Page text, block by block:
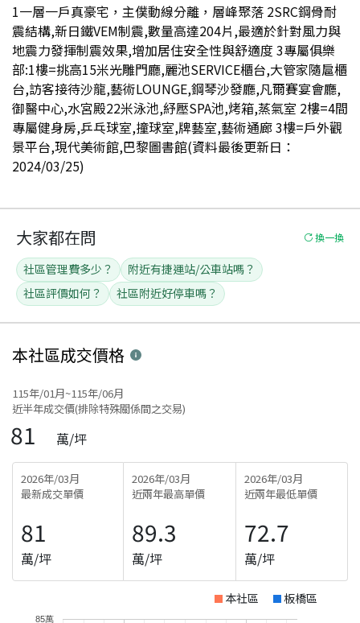
1一層一戶真豪宅，主僕動線分離，層峰聚落 2SRC鋼骨耐
震結構,新日鐵VEM制震,數量高達204片,最適於針對風力與
地震力發揮制震效果,增加居住安全性與舒適度 3專屬俱樂
部:1樓=挑高15米光雕門廳,麗池SERVICE櫃台,大管家隨扈櫃
台,訪客接待沙龍,藝術LOUNGE,鋼琴沙發廳,凡爾賽宴會廳,
御醫中心,水宮殿22米泳池,紓壓SPA池,烤箱,蒸氣室 2樓=4間
專屬健身房,乒乓球室,撞球室,牌藝室,藝術通廊 3樓=戶外觀
景平台,現代美術館,巴黎圖書館(資料最後更新日：
2024/03/25)
大家都在問 換一換
社區管理費多少？
附近有捷運站/公車站嗎？
社區評價如何？
社區附近好停車嗎？
本社區成交價格
115年/01月~115年/06月
近半年成交價(排除特殊關係間之交易)
81 萬/坪
2026年/03月
最新成交單價
81
萬/坪
2026年/03月
近兩年最高單價
89.3
萬/坪
2026年/03月
近兩年最低單價
72.7
萬/坪
本社區 板橋區
85萬